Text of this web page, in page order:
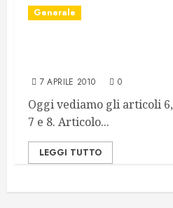
Generale
7 APRILE 2010 0
Oggi vediamo gli articoli 6,
7 e 8. Articolo...
LEGGI TUTTO